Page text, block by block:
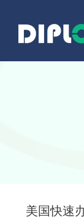
美国快速